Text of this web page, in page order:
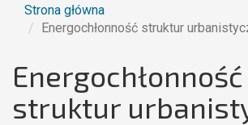
Strona główna
Energochłonność struktur
Energochłonność
struktur